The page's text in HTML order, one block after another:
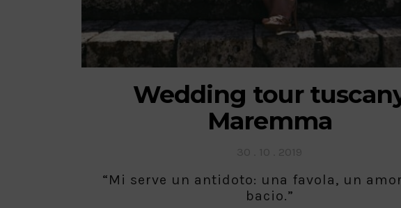
Wedding tour
Maremma
“Mi serve un antidoto: una favola, un
bacio.”